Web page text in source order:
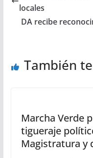
locales
DA recibe
También
Marcha Verde
tigueraje
Magistratura y